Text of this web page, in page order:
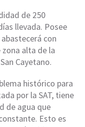
de 250
llevada. Posee
con
alta de la
Cayetano.
histórico para
por la SAT, tiene
de agua que
Esto es